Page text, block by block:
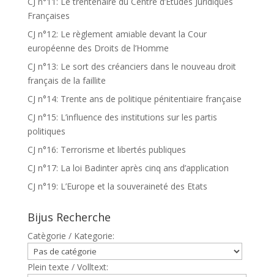
Françaises
CJ n°12: Le règlement amiable devant la Cour
européenne des Droits de l’Homme
CJ n°13: Le sort des créanciers dans le nouveau droit
français de la faillite
CJ n°14: Trente ans de politique pénitentiaire française
CJ n°15: L’influence des institutions sur les partis
politiques
CJ n°16: Terrorisme et libertés publiques
CJ n°17: La loi Badinter après cinq ans d’application
CJ n°19: L’Europe et la souveraineté des Etats
Bijus Recherche
Catègorie / Kategorie:
Plein texte / Volltext: